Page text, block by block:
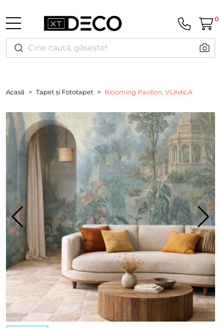
Cine caută, găsește!
0
Acasă Tapet și Fototapet Blooming Pavilion, VLAdiLA